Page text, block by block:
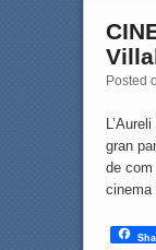
Posted
gran
de com
cinema